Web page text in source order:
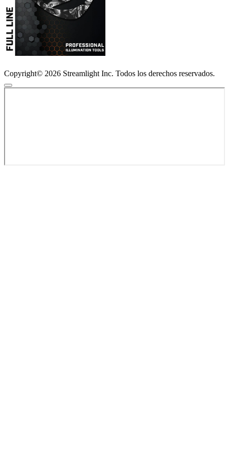
Copyright© 2026 Streamlight Inc. Todos los derechos reservados.